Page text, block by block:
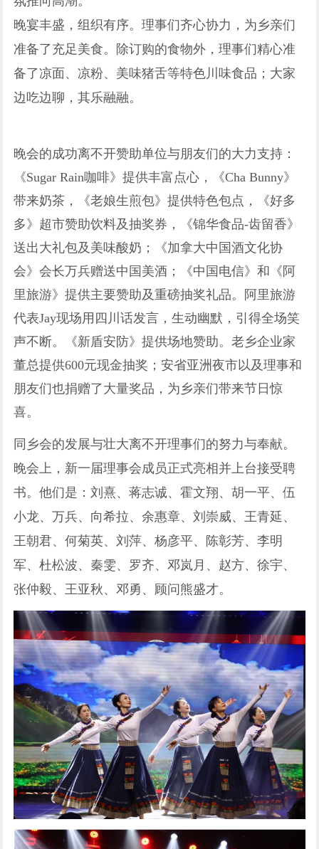
晚宴丰盛，组织有序。理事们齐心协力，为乡亲们
准备了充足美食。除订购的食物外，理事们精心准
备了凉面、凉粉、美味猪舌等特色川味食品；大家
边吃边聊，其乐融融。
晚会的成功离不开赞助单位与朋友们的大力支持：
《Sugar Rain咖啡》提供丰富点心，《Cha Bunny》
带来奶茶，《老娘生煎包》提供特色包点，《好多
多》超市赞助饮料及抽奖券，《锦华食品-齿留香》
送出大礼包及美味酸奶；《加拿大中国酒文化协
会》会长万兵赠送中国美酒；《中国电信》和《阿
里旅游》提供主要赞助及重磅抽奖礼品。阿里旅游
代表Jay现场用四川话发言，生动幽默，引得全场笑
声不断。《新盾安防》提供场地赞助。老乡企业家
董总提供600元现金抽奖；安省亚洲夜市以及理事和
朋友们也捐赠了大量奖品，为乡亲们带来节日惊
喜。
同乡会的发展与壮大离不开理事们的努力与奉献。
晚会上，新一届理事会成员正式亮相并上台接受聘
书。他们是：刘熹、蒋志诚、霍文翔、胡一平、伍
小龙、万兵、向希拉、余惠章、刘崇威、王青延、
王朝君、何菊英、刘萍、杨彦平、陈彰芳、李明
军、杜松波、秦雯、罗齐、邓岚月、赵方、徐宇、
张仲毅、王亚秋、邓勇、顾问熊盛才。